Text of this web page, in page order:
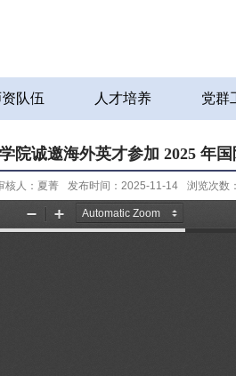
队伍 人才培养 党群
院诚邀海外英才参加 2025 年
核人：夏菁 发布时间：2025-11-14 浏览次数：